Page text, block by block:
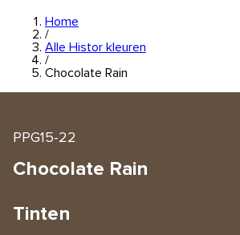
Home
/
Alle Histor kleuren
/
Chocolate Rain
PPG15-22
Chocolate Rain
Tinten